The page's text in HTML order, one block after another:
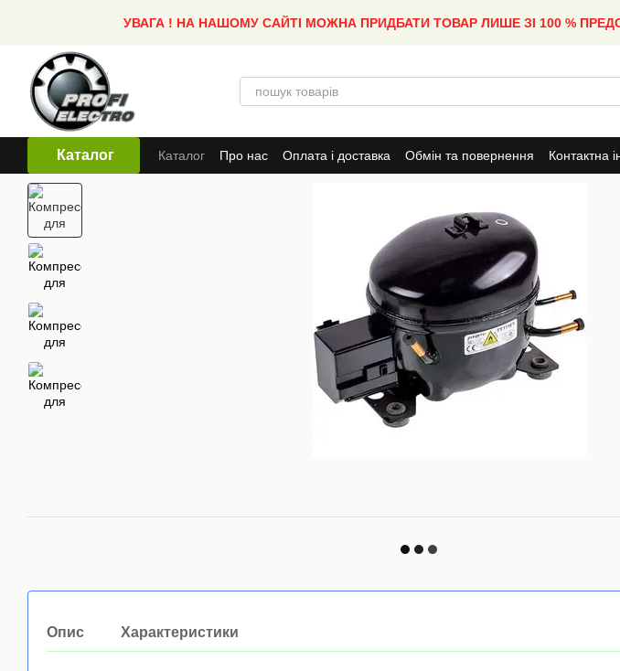
УВАГА ! НА НАШОМУ САЙТІ МОЖНА ПРИДБАТИ ТОВАР ЛИШЕ ЗІ 100 %
Каталог Каталог Про нас Оплата і доставка Обмін та повернення Контактна
Опис Характеристики